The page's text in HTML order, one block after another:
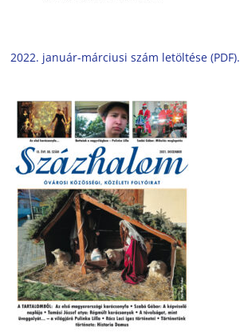
2022. január-márciusi szám letöltése (PDF).